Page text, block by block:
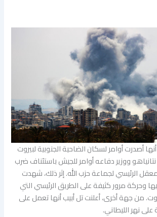
أنها أصدرت أوامر لسكان الضاحية الجنوبية لبيروت
نتانياهو ووزير دفاعه أوامر للجيش باستئناف ضرب
الرئيسي لجماعة حزب الله. إثر ذلك، شهدت
وحركة مرور كثيفة على الطريق الرئيسي التي
من جهة أخرى، أعلنت تل أبيب أنها تعمل على
نهر الليطاني.